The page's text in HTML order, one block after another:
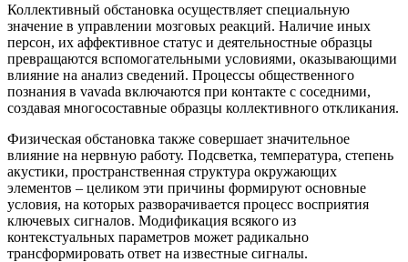
Коллективный обстановка осуществляет специальную
значение в управлении мозговых реакций. Наличие иных
персон, их аффективное статус и деятельностные образцы
превращаются вспомогательными условиями, оказывающими
влияние на анализ сведений. Процессы общественного
познания в vavada включаются при контакте с соседними,
создавая многосоставные образцы коллективного откликания.
Физическая обстановка также совершает значительное
влияние на нервную работу. Подсветка, температура, степень
акустики, пространственная структура окружающих
элементов – целиком эти причины формируют основные
условия, на которых разворачивается процесс восприятия
ключевых сигналов. Модификация всякого из
контекстуальных параметров может радикально
трансформировать ответ на известные сигналы.